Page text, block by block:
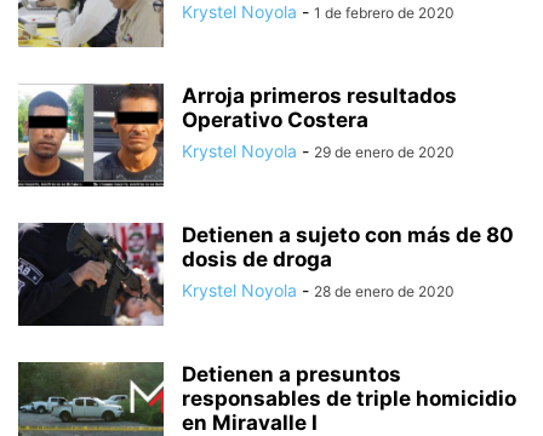
Krystel Noyola - 1 de febrero de 2020
Arroja primeros resultados
Operativo Costera
Krystel Noyola - 29 de enero de 2020
Detienen a sujeto con más de 80
dosis de droga
Krystel Noyola - 28 de enero de 2020
Detienen a presuntos
responsables de triple homicidio
en Miravalle I